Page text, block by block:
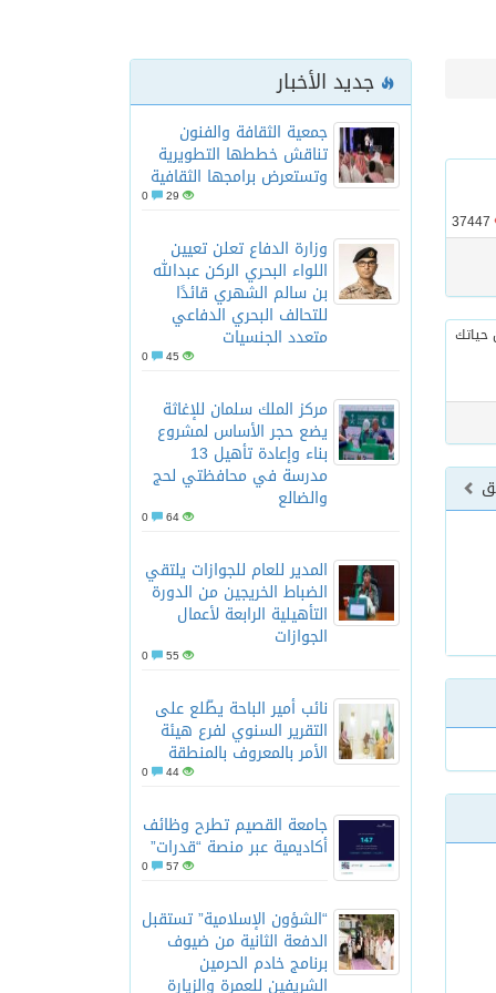
كل الأذواق
والأخلاق والعمل
جديد الأخبار
جمعية الثقافة والفنون
تناقش خططها التطويرية
وتستعرض برامجها الثقافية
29
وزارة الدفاع تعلن تعيين
اللواء البحري الركن عبدالله
بن سالم الشهري قائدًا
للتحالف البحري الدفاعي
متعدد الجنسيات
45
مركز الملك سلمان للإغاثة
يضع حجر الأساس لمشروع
بناء وإعادة تأهيل 13
مدرسة في محافظتي لحج
والضالع
64
المدير للعام للجوازات يلتقي
الضباط الخريجين من الدورة
التأهيلية الرابعة لأعمال
الجوازات
55
نائب أمير الباحة يطّلع على
التقرير السنوي لفرع هيئة
الأمر بالمعروف بالمنطقة
44
جامعة القصيم تطرح وظائف
أكاديمية عبر منصة “قدرات”
57
“الشؤون الإسلامية” تستقبل
الدفعة الثانية من ضيوف
برنامج خادم الحرمين
الشريفين للعمرة والزيارة
37447